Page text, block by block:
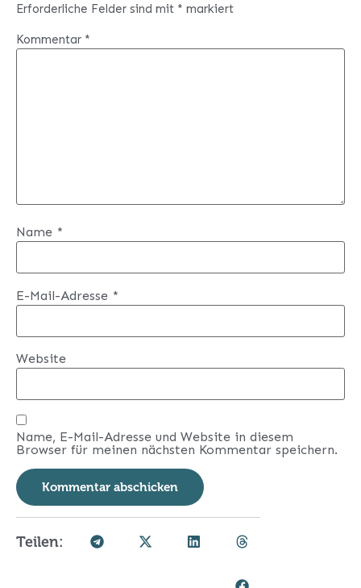
Erforderliche Felder sind mit * markiert
Kommentar *
Name *
E-Mail-Adresse *
Website
Name, E-Mail-Adresse und Website in diesem
Browser für meinen nächsten Kommentar speichern.
Teilen: